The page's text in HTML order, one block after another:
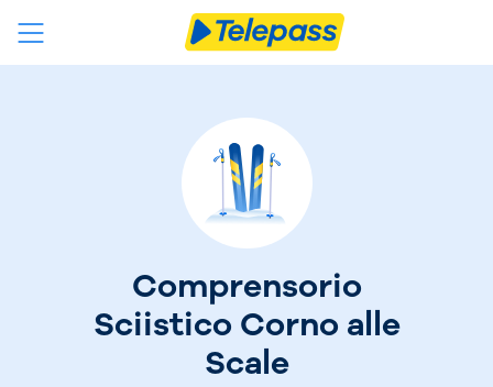
Comprensorio
Sciistico Corno alle
Scale